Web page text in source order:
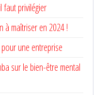
faut privilégier
à maîtriser en 2024 !
une entreprise
sur le bien-être mental